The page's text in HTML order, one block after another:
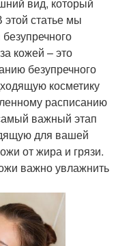
вид, который
статье мы
кожей – это
безупречного
косметику
расписанию
важный этап
для вашей
от жира и грязи.
важно увлажнить